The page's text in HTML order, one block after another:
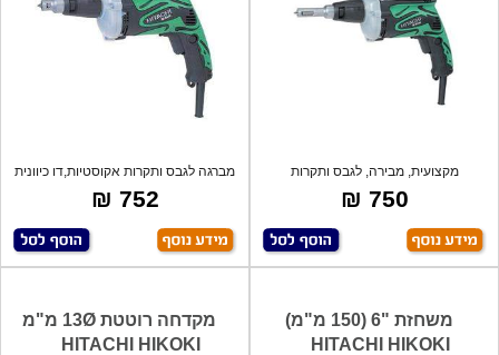
מקצועית, מבירה, לגבס ותקרות
אקוסטיות,דו
750 ₪
מברגה לגבס ותקרות אקוסטיות,דו כיוונית
אל
752 ₪
משחזת "6 (150 מ"מ)
HITACHI HIKOKI
מקדחה רוטטת 13Ø מ"מ
HITACHI HIKOKI